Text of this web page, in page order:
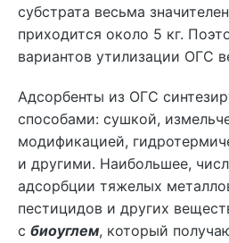
субстрата весьма
приходится около 5 кг.
вариантов утилизации ОГС
Адсорбенты из ОГС
способами: сушкой,
модификацией,
и другими. Наибольшее,
адсорбции тяжелых
пестицидов и других
с биоуглем, который